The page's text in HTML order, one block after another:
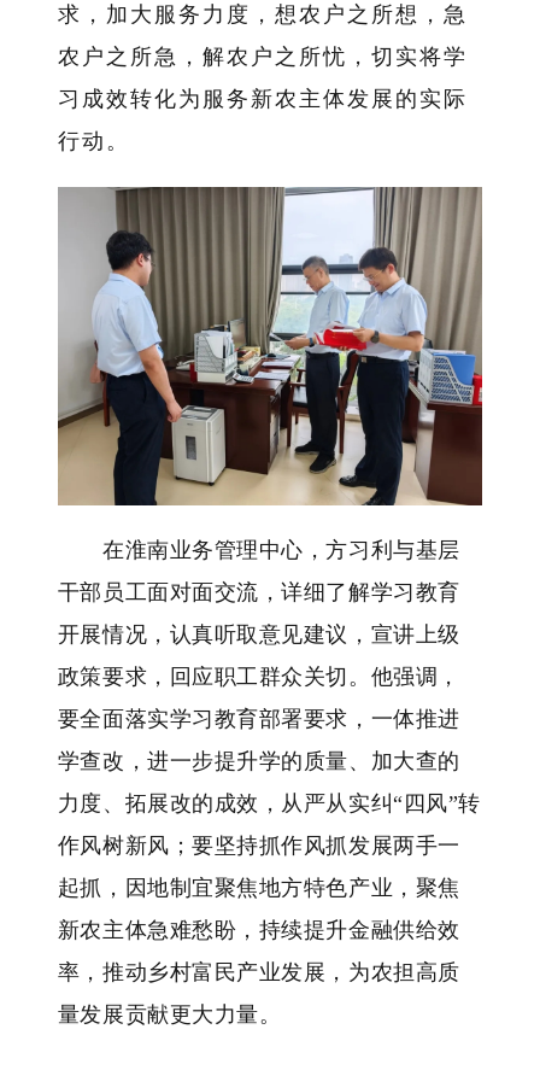
求，加大服务力度，想农户之所想，急
农户之所急，解农户之所忧，切实将学
习成效转化为服务新农主体发展的实际
行动。
在淮南业务管理中心，方习利与基层
干部员工面对面交流，详细了解学习教育
开展情况，认真听取意见建议，宣讲上级
政策要求，回应职工群众关切。他强调，
要全面落实学习教育部署要求，一体推进
学查改，进一步提升学的质量、加大查的
力度、拓展改的成效，从严从实纠“四风”转
作风树新风；要坚持抓作风抓发展两手一
起抓，因地制宜聚焦地方特色产业，聚焦
新农主体急难愁盼，持续提升金融供给效
率，推动乡村富民产业发展，为农担高质
量发展贡献更大力量。